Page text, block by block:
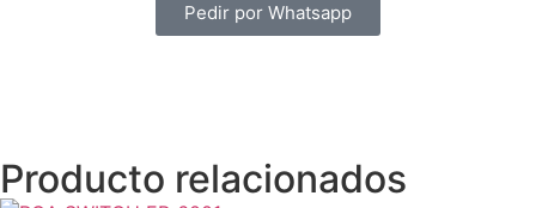
Pedir por Whatsapp
Producto relacionados